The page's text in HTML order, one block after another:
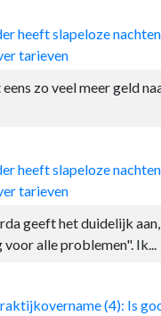
heeft slapeloze
tarieven
zo veel meer geld
heeft slapeloze
tarieven
geeft het duidelijk
alle problemen". Ik...
(4): Is